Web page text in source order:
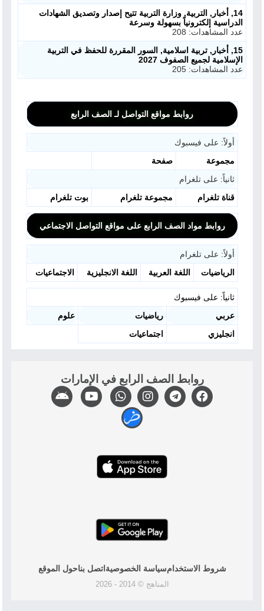
14, أخبار, التربية, وزارة التربية تتيح إصدار وتصديق الشهادات
الدراسية إلكترونياً بسهولة وسرعة
عدد المشاهدات: 208
15, أخبار, تربية اسلامية, السور المقررة للحفظ في التربية
الإسلامية لجميع الصفوف 2027
عدد المشاهدات: 205
روابط مواقع التواصل لـ الصف الرابع
أولاً: على فيسبوك
مجموعة
صفحة
ثانياً: على تلغرام
قناة تلغرام
مجموعة تلغرام بوت تلغرام
روابط مواد الصف الرابع على مواقع التواصل الاجتماعي
أولاً: على تلغرام
الرياضيات
اللغة العربية اللغة الانجليزية الاجتماعيات
ثانياً: على فيسبوك
عربي
رياضيات
علوم
انجليزي
اجتماعيات
روابط الصف الرابع في الإمارات
شروط الاستخدامسياسة الخصوصية اتصل بناحول الموقع
المناهج © 2014 - 2026